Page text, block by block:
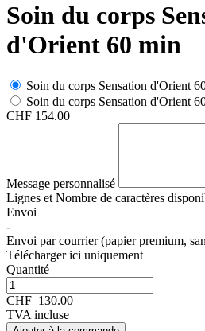
Soin du corps
d'Orient 60 min
Soin du corps Sensation d'Orient
Soin du corps Sensation d'Orient
CHF 154.00
Message personnalisé
Lignes et Nombre de caractères
Envoi
-
Envoi par courrier (papier premium,
Télécharger ici uniquement
Quantité
CHF 130.00
TVA incluse